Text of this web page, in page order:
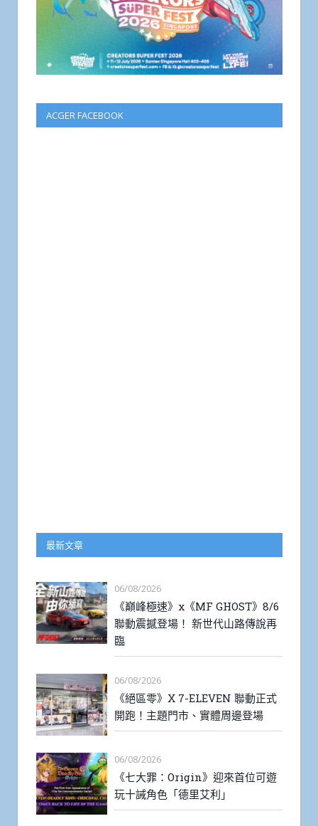
ACGER FACEBOOK
最新文章
06/08/2026
《巔峰極速》x《MF GHOST》8/6
聯動震撼登場！ 新世代山路傳說再
臨
06/08/2026
《絕區零》X 7-ELEVEN 聯動正式
開跑！主題門市、實體周邊登場
06/08/2026
《七大罪：Origin》迎來首位可遊
玩十誡角色「德里艾利」